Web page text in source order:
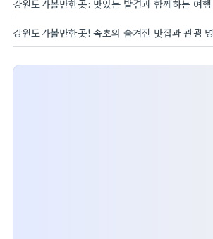
강원도가볼만한곳: 맛있는 발견과 함께하는 여행
강원도가볼만한곳! 속초의 숨겨진 맛집과 관광